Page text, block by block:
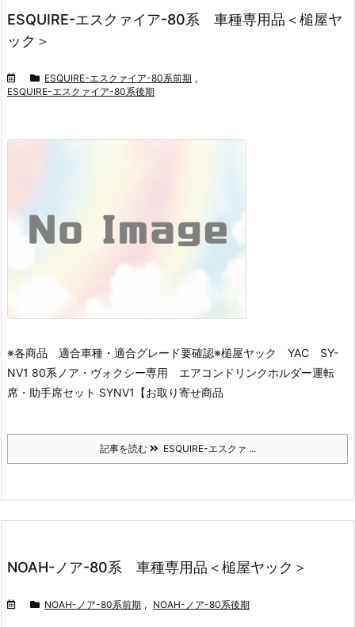
ESQUIRE-エスクァイア-80系 車種専用品＜槌屋ヤ
ック＞
ESQUIRE-エスクァイア-80系前期 ,
ESQUIRE-エスクァイア-80系後期
※各商品 適合車種・適合グレード要確認※槌屋ヤック YAC SY-
NV1 80系ノア・ヴォクシー専用 エアコンドリンクホルダー運転
席・助手席セット SYNV1【お取り寄せ商品
記事を読む ESQUIRE-エスクァ ...
NOAH-ノア-80系 車種専用品＜槌屋ヤック＞
NOAH-ノア-80系前期 , NOAH-ノア-80系後期